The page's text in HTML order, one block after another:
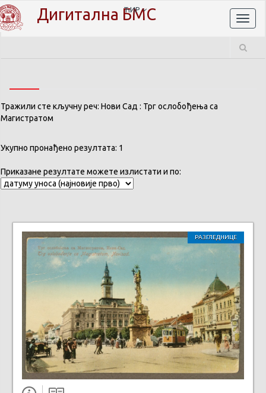
Дигитална БМС
ЋИР
Тражили сте кључну реч: Нови Сад : Трг ослобођења са
Магистратом
Укупно пронађено резултата: 1
Приказане резултате можете излистати и по:
РАЗГЛЕДНИЦЕ